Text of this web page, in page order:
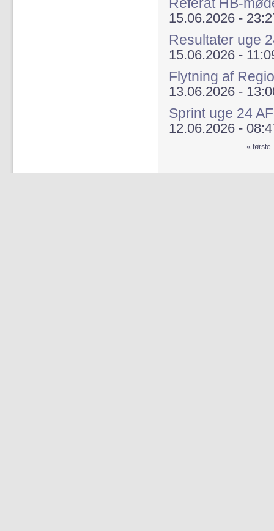
15.06.2026 -
Resultater uge
15.06.2026 -
Flytning af
13.06.2026 -
Sprint uge 24
12.06.2026 -
« første